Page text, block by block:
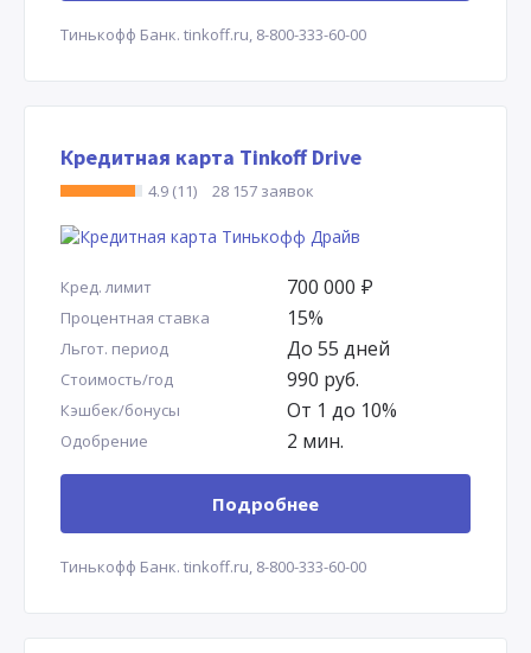
Тинькофф Банк. tinkoff.ru, 8-800-333-60-00
Кредитная карта Tinkoff Drive
4.9 (11) 28 157 заявок
Кред. лимит 700 000 Р
Процентная ставка 15%
Льгот. период До 55 дней
Стоимость/год 990 руб.
Кэшбек/бонусы От 1 до 10%
Одобрение 2 мин.
Подробнее
Тинькофф Банк. tinkoff.ru, 8-800-333-60-00